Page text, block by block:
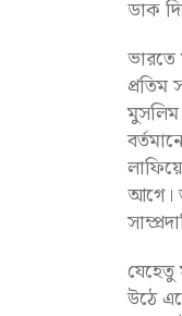
ডাক
ভারতে
প্রতিম
আগে।
যেহেতু
উঠে